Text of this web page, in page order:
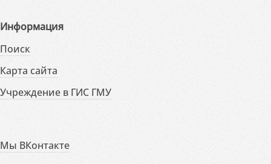
Информация
Поиск
Карта сайта
Учреждение в ГИС ГМУ
Мы ВКонтакте